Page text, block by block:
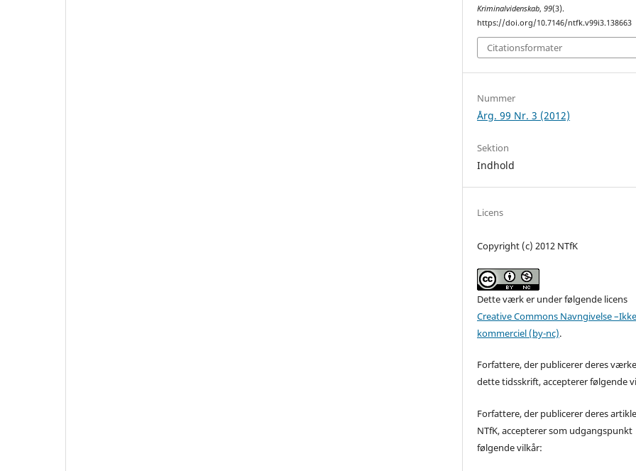
Kriminalvidenskab,99(3).
https://doi.org/10.7146/ntfk.v99i3.138663
Citationsformater
Nummer
Årg. 99 Nr. 3 (2012)
Sektion
Indhold
Licens
Copyright (c) 2012 NTfK
Dette værk er under følgende licens
Creative Commons Navngivelse
kommerciel (by-nc).
Forfattere, der publicerer deres
dette tidsskrift, accepterer følgende
Forfattere, der publicerer deres
NTfK, accepterer som udgangspunkt
følgende vilkår: